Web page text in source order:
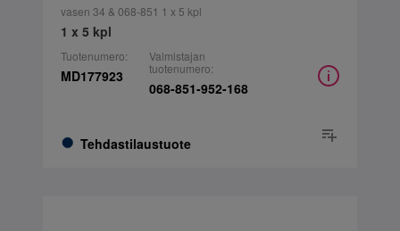
vasen 34 & 068-851 1 x 5 kpl
1 x 5 kpl
Tuotenumero:
MD177923
Tehdastilaustuote
Valmistajan
tuotenumero:
068-851-952-168